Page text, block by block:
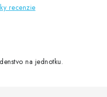
recenzie
na jednotku.